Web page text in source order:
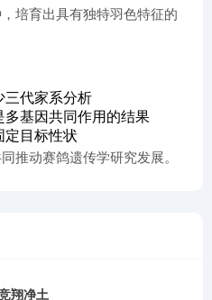
培育出具有独特羽色特征的
三代家系分析
多基因共同作用的结果
定目标性状
推动赛鸽遗传学研究发展。
翔净土